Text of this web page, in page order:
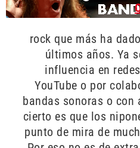
rock que más ha
últimos años. Ya
influencia en
YouTube o por
bandas sonoras o
cierto es que los
punto de mira de